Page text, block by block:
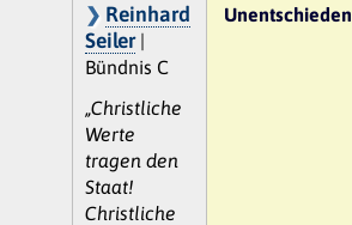
Reinhard
Seiler|
Bündnis C
„Christliche
Werte
tragen den
Staat!
Christliche
Unentschieden